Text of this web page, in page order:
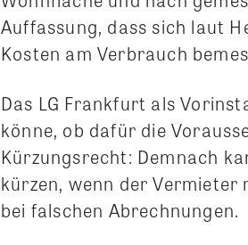
Auffassung, dass sich laut
Kosten am Verbrauch
Das LG Frankfurt als
könne, ob dafür die
Kürzungsrecht: Demnach
kürzen, wenn der
bei falschen Abrechnungen.